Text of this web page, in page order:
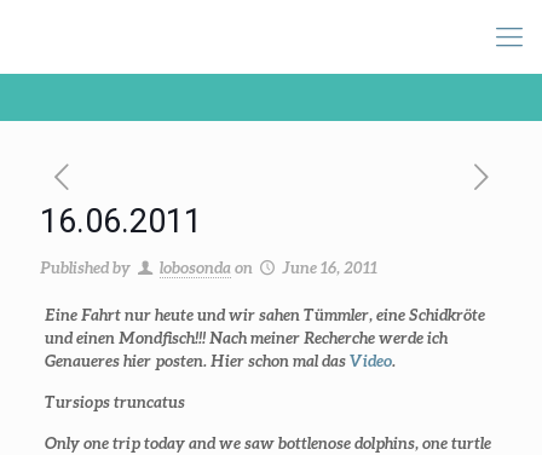
16.06.2011
Published by lobosonda on June 16, 2011
Eine Fahrt nur heute und wir sahen Tümmler, eine Schidkröte
und einen Mondfisch!!! Nach meiner Recherche werde ich
Genaueres hier posten. Hier schon mal dasVideo.
Tursiops truncatus
Only one trip today and we saw bottlenose dolphins, one turtle